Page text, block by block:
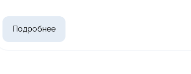
Подробнее